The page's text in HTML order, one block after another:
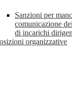
Sanzioni per
comunicazione
di incarichi
organizzative